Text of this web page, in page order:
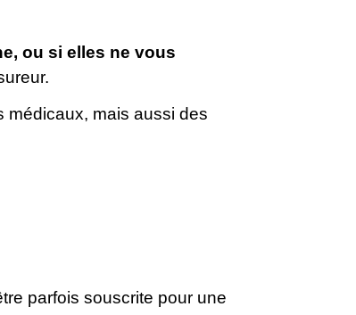
ou si elles ne vous
médicaux, mais aussi des
parfois souscrite pour une